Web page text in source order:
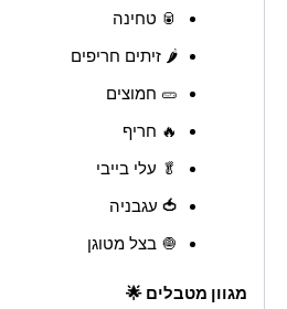
🥫 טחינה
🌶️ זיתים חריפים
🥒 חמוצים
🔥 חריף
🥬 עלי בייבי
🍅 עגבניה
🧅 בצל מטוגן
מגוון מטבלים 🌟